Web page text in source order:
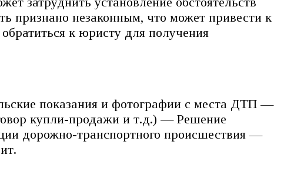
признано незаконным, что может привести к
к юристу для получения
показания и фотографии с места ДТП —
купли-продажи и т.д.) — Решение
дорожно-транспортного происшествия —